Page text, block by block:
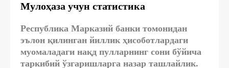
Мулоҳаза учун статистика
Республика Марказий банки томонидан
эълон қилинган йиллик ҳисоботлардаги
муомаладаги нақд пулларнинг сони бўйича
таркибий ўзгаришларга назар ташлайлик.